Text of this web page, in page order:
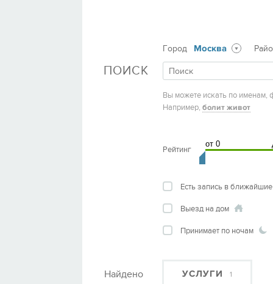
Город Москва
ПОИСК
Вы можете искать по именам,
Например, болит живот
Рейтинг
Есть запись в
Выезд на дом
Принимает по ночам
Найдено УСЛУГИ 1